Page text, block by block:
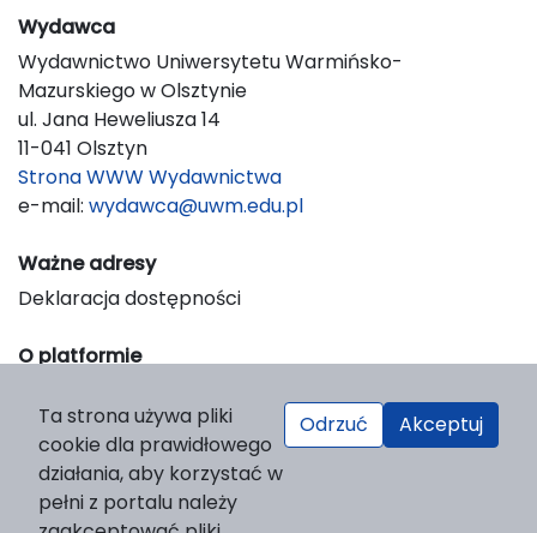
Wydawca
Wydawnictwo Uniwersytetu Warmińsko-
Mazurskiego w Olsztynie
ul. Jana Heweliusza 14
11-041 Olsztyn
Strona WWW Wydawnictwa
e-mail: wydawca@uwm.edu.pl
Ważne adresy
Deklaracja dostępności
O platformie
Support & Customization by LIBCOM
Platform & Workflow by OJS/PKP
Ta strona używa pliki
cookie dla prawidłowego
działania, aby korzystać w
pełni z portalu należy
Odrzuć Akceptuj